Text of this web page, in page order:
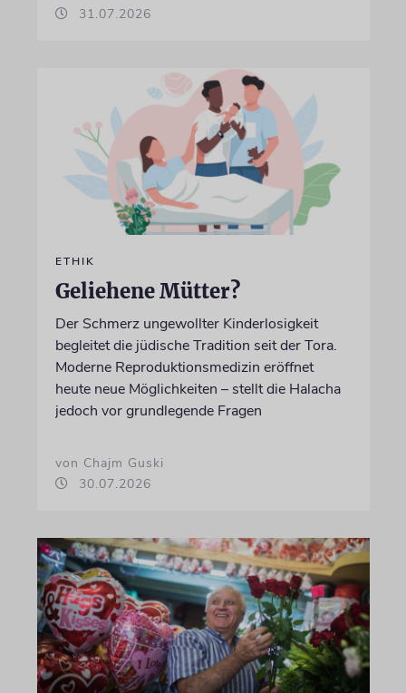
31.07.2026
ETHIK
Geliehene Mütter?
Der Schmerz ungewollter Kinderlosigkeit
begleitet die jüdische Tradition seit der Tora.
Moderne Reproduktionsmedizin eröffnet
heute neue Möglichkeiten – stellt die Halacha
jedoch vor grundlegende Fragen
von Chajm Guski
30.07.2026